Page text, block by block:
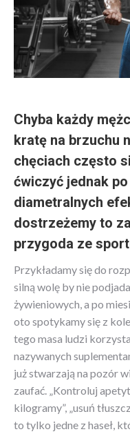
Chyba każdy
kratę na brzuchu
chęciach często
ćwiczyć jednak
diametralnych
dostrzeżemy to
przygoda ze
Przykładamy się do
silną wolę by nie
żywieniowych, a po
oto spotykamy się z
tego masa ludzi
nazywanych
już stwarzają na pozór
zaufać. „Kontroluj
kilogramy”, „usuń
to tylko jedne z haseł,